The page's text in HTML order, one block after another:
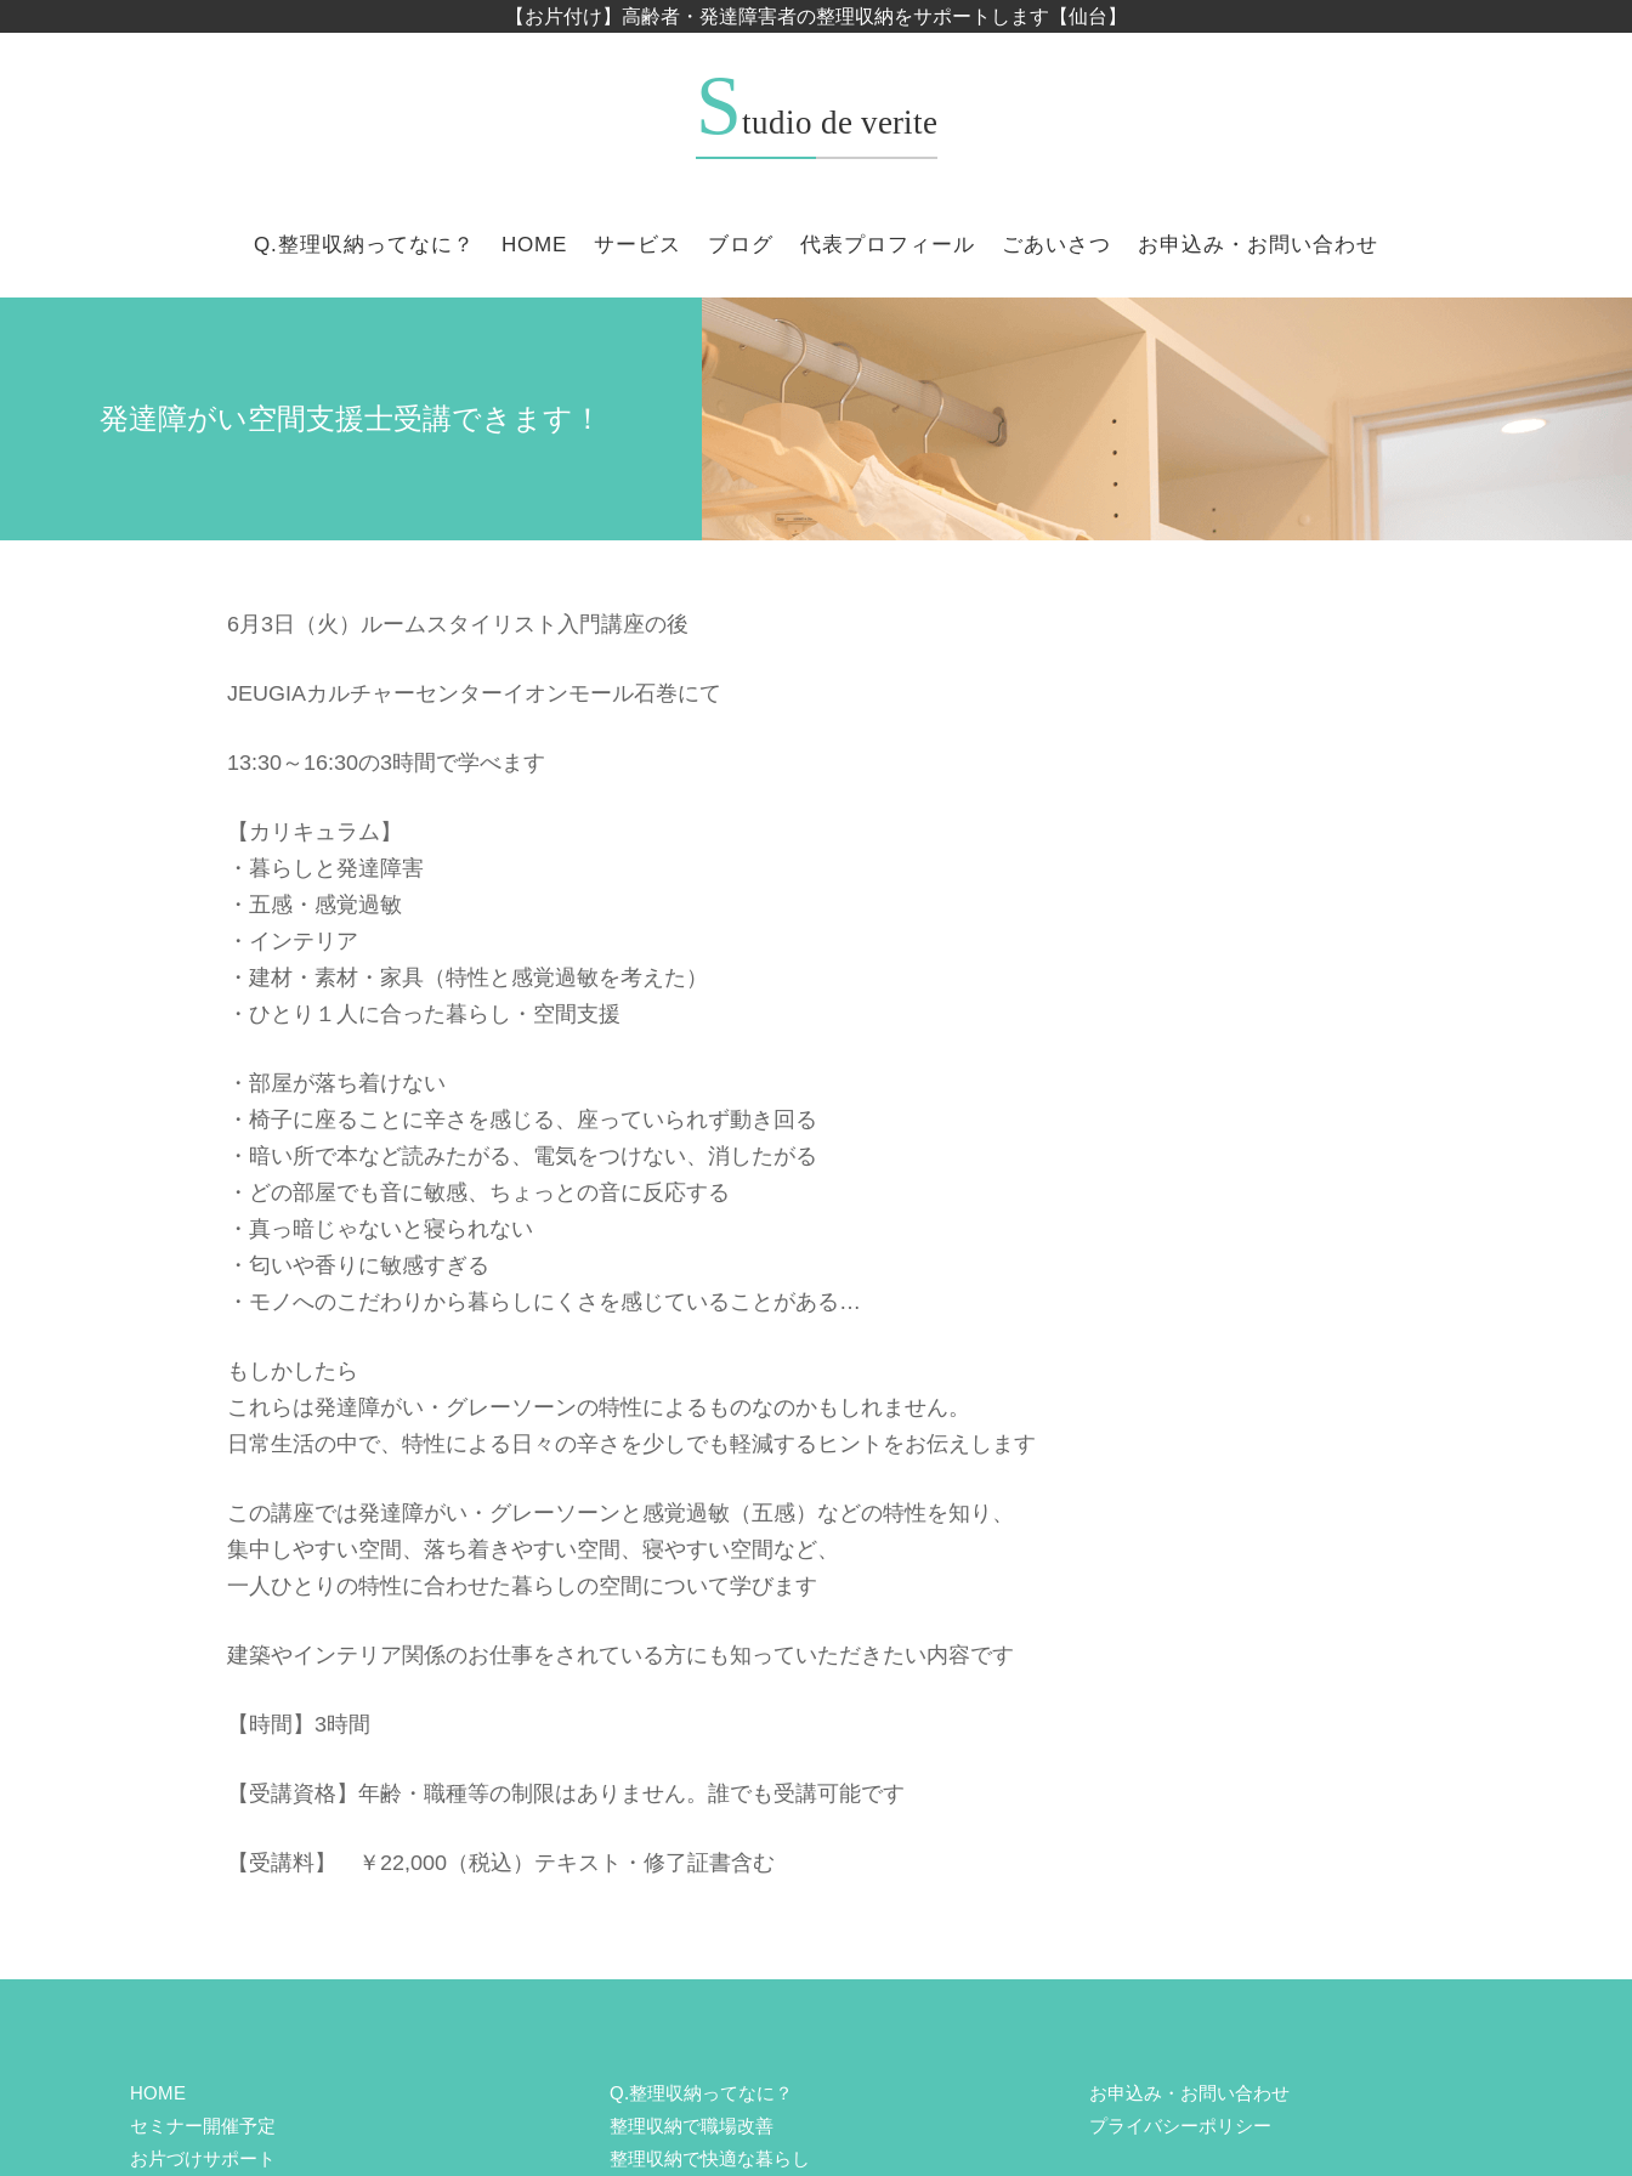
【お片付け】高齢者・発達障害者の整理収納をサポートします【仙台】
Studio de verite
Q.整理収納ってなに？ HOME サービス ブログ 代表プロフィール ごあいさつ お申込み・お問い合わせ
発達障がい空間支援士受講できます！
6月3日（火）ルームスタイリスト入門講座の後
JEUGIAカルチャーセンターイオンモール石巻にて
13:30～16:30の3時間で学べます
【カリキュラム】
・暮らしと発達障害
・五感・感覚過敏
・インテリア
・建材・素材・家具（特性と感覚過敏を考えた）
・ひとり１人に合った暮らし・空間支援
・部屋が落ち着けない
・椅子に座ることに辛さを感じる、座っていられず動き回る
・暗い所で本など読みたがる、電気をつけない、消したがる
・どの部屋でも音に敏感、ちょっとの音に反応する
・真っ暗じゃないと寝られない
・匂いや香りに敏感すぎる
・モノへのこだわりから暮らしにくさを感じていることがある…
もしかしたら
これらは発達障がい・グレーソーンの特性によるものなのかもしれません。
日常生活の中で、特性による日々の辛さを少しでも軽減するヒントをお伝えします
この講座では発達障がい・グレーソーンと感覚過敏（五感）などの特性を知り、
集中しやすい空間、落ち着きやすい空間、寝やすい空間など、
一人ひとりの特性に合わせた暮らしの空間について学びます
建築やインテリア関係のお仕事をされている方にも知っていただきたい内容です
【時間】3時間
【受講資格】年齢・職種等の制限はありません。誰でも受講可能です
【受講料】 ￥22,000（税込）テキスト・修了証書含む
HOME
セミナー開催予定
お片づけサポート
Q.整理収納ってなに？
整理収納で職場改善
整理収納で快適な暮らし
お申込み・お問い合わせ
プライバシーポリシー